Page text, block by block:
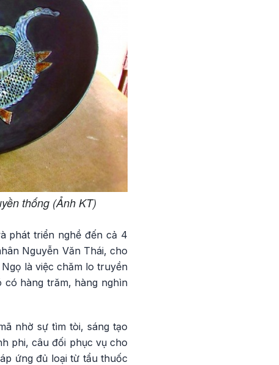
thống (Ảnh KT)
phát triển nghề đến cả 4
Nguyễn Văn Thái, cho
là việc chăm lo truyền
hàng trăm, hàng nghìn
nhờ sự tìm tòi, sáng tạo
phi, câu đối phục vụ cho
ứng đủ loại từ tẩu thuốc